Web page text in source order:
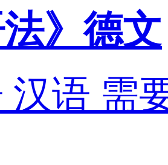
》德文
汉语 需